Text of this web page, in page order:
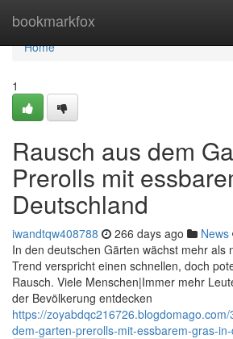
bookmarkfox
Home
Home
1
Rausch aus dem
Prerolls mit
Deutschland
iwandtqw408788 266 days ago News
In den deutschen Gärten wächst mehr als
Trend verspricht einen schnellen, doch
Rausch. Viele Menschen|Immer mehr
der Bevölkerung entdecken
https://
dem-garten-prerolls-mit-essbarem-gras-